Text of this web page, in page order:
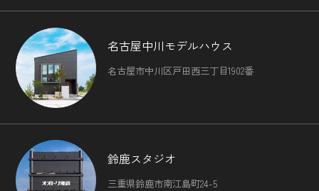
名古屋中川モデルハウス
名古屋市中川区戸田西三丁目1902番
鈴鹿スタジオ
三重県鈴鹿市南江島町24-5